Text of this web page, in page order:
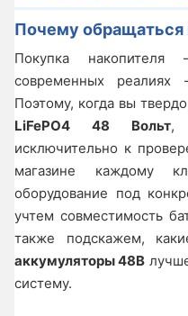
Почему обращаться
Покупка
современных реалиях
Поэтому, когда вы
LiFePO4 48 Вольт,
исключительно к
магазине каждому
оборудование под
учтем совместимость
также подскажем,
аккумуляторы 48В
систему.